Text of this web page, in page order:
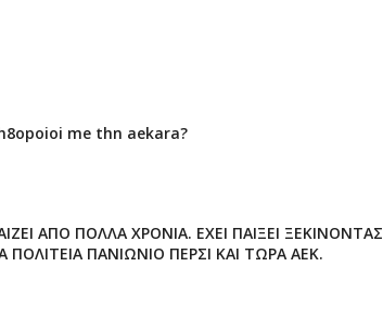
me thn aekara?
ΑΠΟ ΠΟΛΛΑ ΧΡΟΝΙΑ. ΕΧΕΙ ΠΑΙΞΕΙ ΞΕΚΙΝΟΝΤΑΣ
ΠΑΝΙΩΝΙΟ ΠΕΡΣΙ ΚΑΙ ΤΩΡΑ ΑΕΚ.